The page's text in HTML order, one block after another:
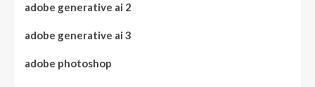
adobe generative ai 2
adobe generative ai 3
adobe photoshop